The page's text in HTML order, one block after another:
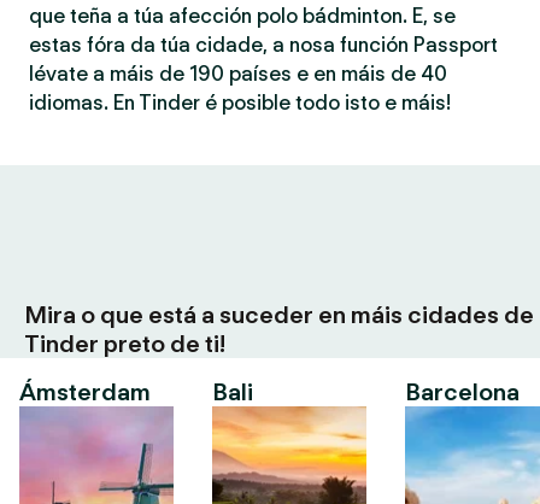
que teña a túa afección polo bádminton. E, se
estas fóra da túa cidade, a nosa función Passport
lévate a máis de 190 países e en máis de 40
idiomas. En Tinder é posible todo isto e máis!
Mira o que está a suceder en máis cidades de
Tinder preto de ti!
Ámsterdam
Bali Barcelona